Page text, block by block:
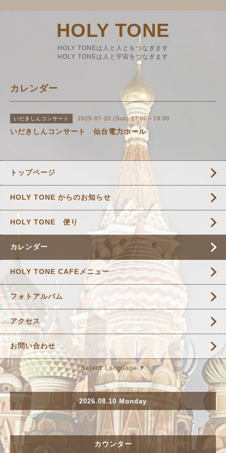
HOLY TONE
HOLY TONEは人と人とをつなぎます
HOLY TONEは人と宇宙をつなぎます
カレンダー
いだきしんコンサート 2025-07-20 (Sun) 17:00～19:00
いだきしんコンサート 仙台電力ホール
トップページ
HOLY TONE からのお知らせ
HOLY TONE 便り
カレンダー
HOLY TONE CAFEメニュー
フォトアルバム
アクセス
お問い合わせ
Select Language ▼
2026.08.10 Monday
カウンター